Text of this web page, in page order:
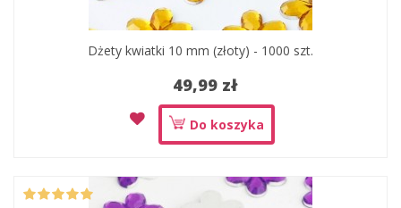
Dżety kwiatki 10 mm (złoty) - 1000 szt.
49,99 zł
Do koszyka